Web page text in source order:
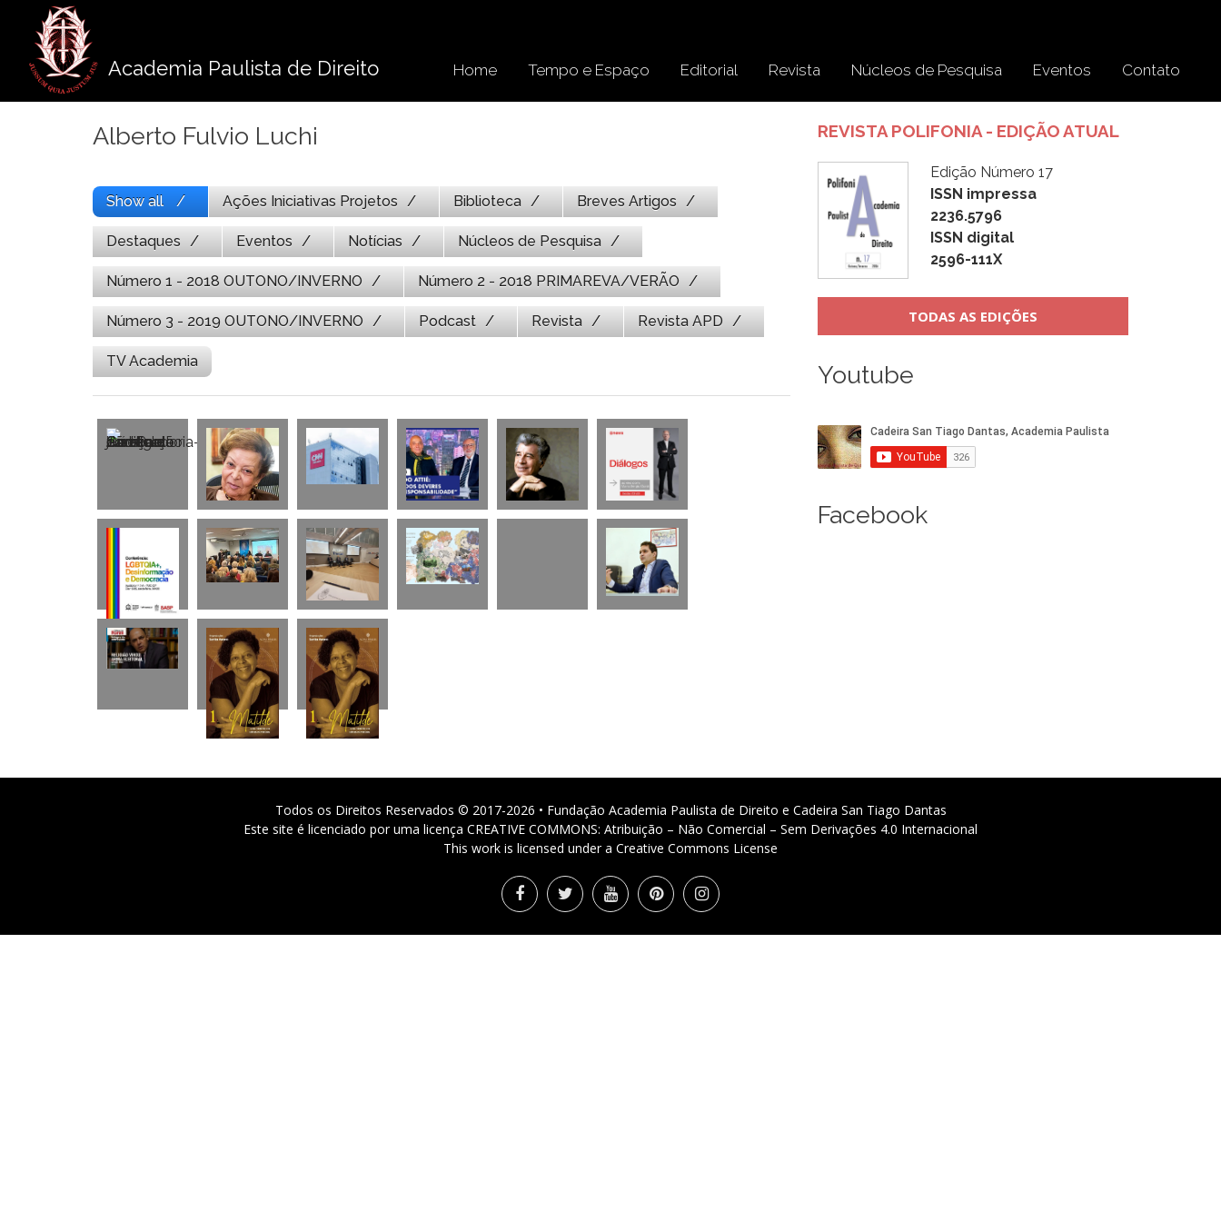
conteúdo
Academia Paulista de Direito Home Tempo e Espaço Editorial Revista Núcleos de Pesquisa Eventos Contato
Alberto Fulvio Luchi
Show all Ações Iniciativas Projetos Biblioteca Breves Artigos
Destaques Eventos Notícias Núcleos de Pesquisa
Número 1 - 2018 OUTONO/INVERNO Número 2 - 2018 PRIMAREVA/VERÃO
Número 3 - 2019 OUTONO/INVERNO Podcast Revista Revista APD
TV Academia
REVISTA POLIFONIA - EDIÇÃO ATUAL
Edição Número 17
ISSN impressa
2236.5796
ISSN digital
2596-111X
TODAS AS EDIÇÕES
Youtube
Facebook
Todos os Direitos Reservados © 2017-2026 • Fundação Academia Paulista de Direito e Cadeira San Tiago Dantas
Este site é licenciado por uma licença CREATIVE COMMONS: Atribuição – Não Comercial – Sem Derivações 4.0 Internacional
This work is licensed under a Creative Commons License